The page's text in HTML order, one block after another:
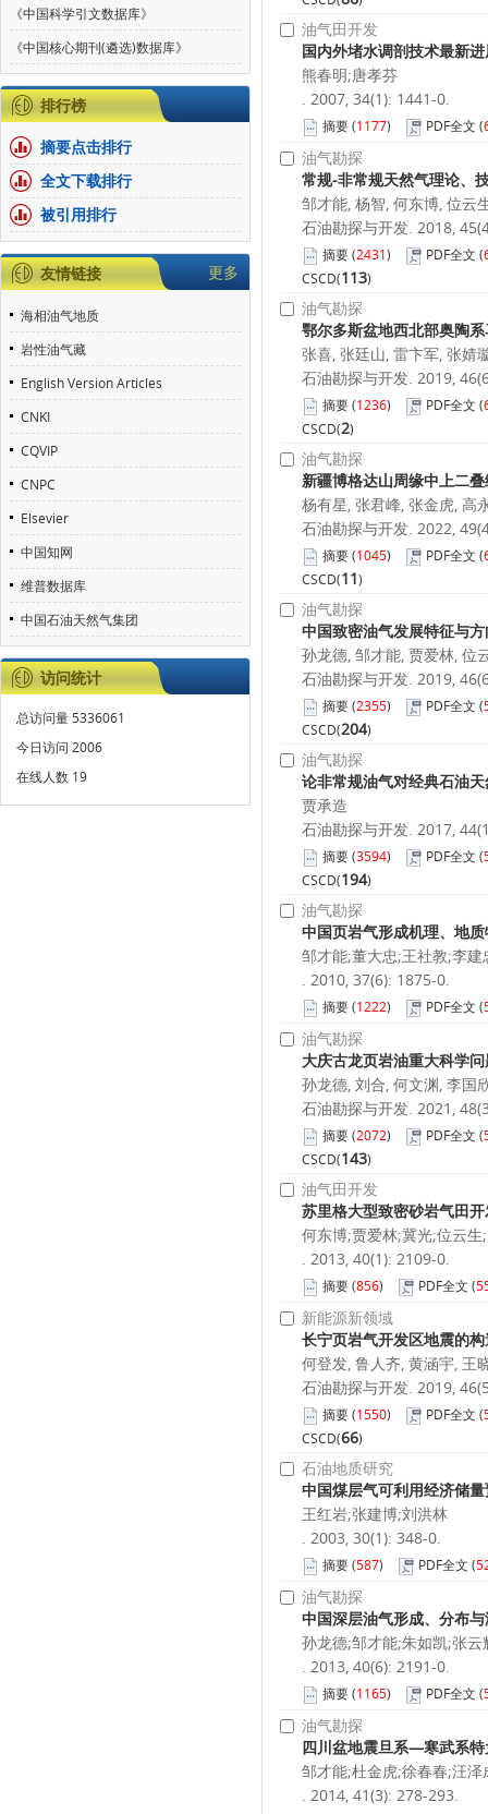
油气田开发
国内外堵水调剖技术最新
熊春明;唐孝芬
. 2007, 34(1): 1441-0.
摘要(1177) PDF全文 (
油气勘探
常规-非常规天然气理论、
邹才能, 杨智, 何东博, 位云
石油勘探与开发. 2018,
摘要(2431) PDF全文 (
CSCD(113)
油气勘探
鄂尔多斯盆地西北部奥陶
张喜, 张廷山, 雷卞军, 张婧
石油勘探与开发. 2019,
摘要(1236) PDF全文 (
CSCD(2)
油气勘探
新疆博格达山周缘中上二
杨有星, 张君峰, 张金虎, 高
石油勘探与开发. 2022,
摘要(1045) PDF全文 (
CSCD(11)
油气勘探
中国致密油气发展特征与
孙龙德, 邹才能, 贾爱林, 位
石油勘探与开发. 2019,
摘要(2355) PDF全文 (
CSCD(204)
油气勘探
论非常规油气对经典石油
贾承造
石油勘探与开发. 2017,
摘要(3594) PDF全文 (
CSCD(194)
油气勘探
中国页岩气形成机理、地
邹才能;董大忠;王社教;李
. 2010, 37(6): 1875-0.
摘要(1222) PDF全文 (
油气勘探
大庆古龙页岩油重大科学
孙龙德, 刘合, 何文渊, 李国
石油勘探与开发. 2021,
摘要(2072) PDF全文 (
CSCD(143)
油气田开发
苏里格大型致密砂岩气田
何东博;贾爱林;冀光;位云生
. 2013, 40(1): 2109-0.
摘要(856) PDF全文 (
新能源新领域
长宁页岩气开发区地震的
何登发, 鲁人齐, 黄涵宇, 王
石油勘探与开发. 2019,
摘要(1550) PDF全文 (
CSCD(66)
石油地质研究
中国煤层气可利用经济储
王红岩;张建博;刘洪林
. 2003, 30(1): 348-0.
摘要(587) PDF全文 (
油气勘探
中国深层油气形成、分布
孙龙德;邹才能;朱如凯;张
. 2013, 40(6): 2191-0.
摘要(1165) PDF全文 (
油气勘探
四川盆地震旦系—寒武系
邹才能;杜金虎;徐春春;汪
. 2014, 41(3): 278-293.
《中国科学引文数据库》
《中国核心期刊(遴选)数据库》
排行榜
摘要点击排行
全文下载排行
被引用排行
友情链接 更多
海相油气地质
岩性油气藏
English Version Articles
CNKI
CQVIP
CNPC
Elsevier
中国知网
维普数据库
中国石油天然气集团
访问统计
总访问量5336061
今日访问 2006
在线人数 19